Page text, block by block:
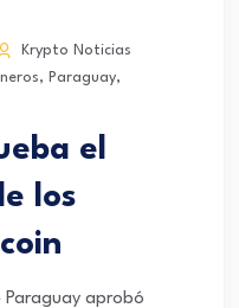
Krypto Noticias
, Paraguay,
el
los
Paraguay aprobó